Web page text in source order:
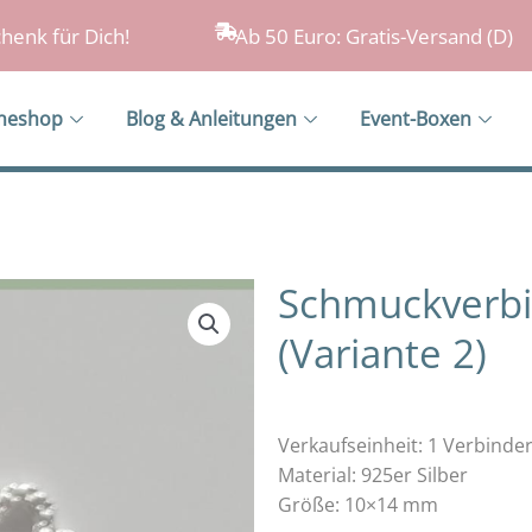
für Dich! Ab 50 Euro: Gratis-Versand (D)
Blog & Anleitungen Event-Boxen
(Variante 2)
Verkaufseinheit: 1 Verbinder
Material: 925er Silber
Größe: 10×14 mm